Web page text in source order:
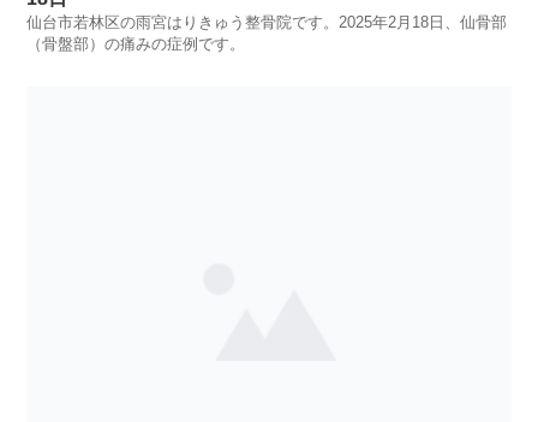
仙台市若林区の雨宮はりきゅう整骨院です。2025年2月18日、仙骨部
（骨盤部）の痛みの症例です。